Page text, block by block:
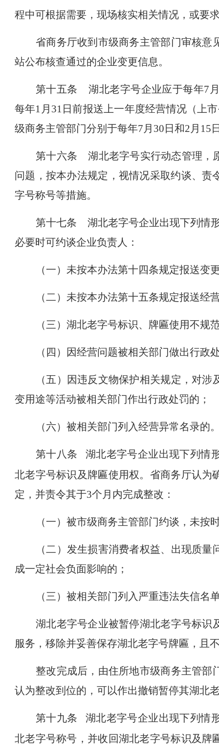
程中可根据需要，现场核实相关情况，或要
省商务厅收到市级商务主管部门审核意
站公布核查通过的企业变更信息。
第十五条 湖北老字号企业应于每年7
每年1月31日前报送上一年度经营情况（上
级商务主管部门分别于每年7月30日和2月15
第十六条
湖北老字号实行动态管理，
问题，按本办法规定，视情况采取约谈、责
字号称号等措施。
第十七条
湖北老字号企业出现下列情
必要时可约谈企业负责人：
（一）未按本办法第十四条规定报送变
（二）未按本办法第十五条规定报送经
（三） 湖北老字号标识、牌匾使用不规
（四）因经营问题被相关部门做出行政
（五）
因违反文物保护相关规定，对涉
变用途等活动被相关部门作出行政处罚的；
（六）被相关部门列入经营异常名录的
第十八条
湖北老字号企业出现下列情
北老字号标识及牌匾使用权。 省商务厅认为
定，并责令其于3个月内完成整改 ：
（一）被市级商务主管部门约谈，未按
（二）发生损害消费者权益、出现质量
成一定社会负面影响的；
（三）被相关部门列入严重违法失信名
湖北老字号企业被暂停湖北老字号标识
服务，移除并妥善保存湖北老字号牌匾，且
整改完成后， 由住所地市级商务主管部
认为整改到位的，可以作出撤销暂停其湖北
第十九条 湖北老字号企业出现下列情
北老字号称号， 并收回湖北老字号标识及牌